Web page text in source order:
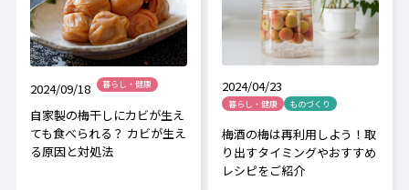
2024/09/18 暮らし・健康
自家製の梅干しにカビが生え
ても食べられる？ カビが生え
る原因と対処法
2024/04/23
暮らし・健康 ものづくり
梅酒の梅は再利用しよう！取
り出すタイミングやおすすめ
レシピをご紹介